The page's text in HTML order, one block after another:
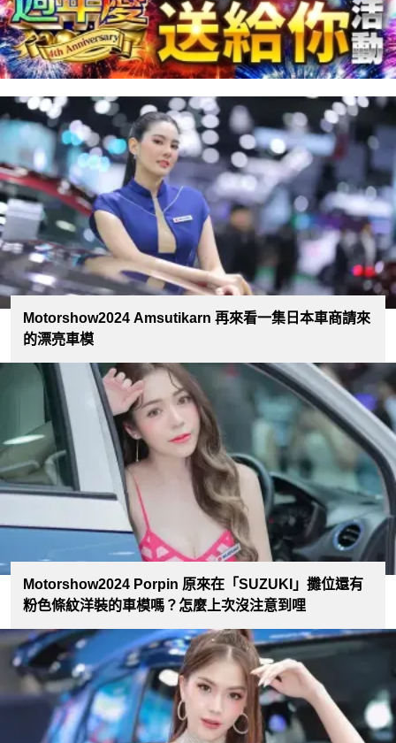
Motorshow2024 Amsutikarn 再來看一集日本車商請來
的漂亮車模
Motorshow2024 Porpin 原來在「SUZUKI」攤位還有
粉色條紋洋裝的車模嗎？怎麼上次沒注意到哩